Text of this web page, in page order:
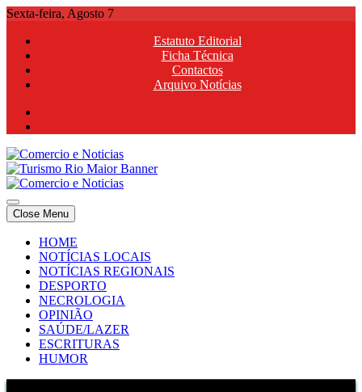
Skip
content
Sexta-feira, Agosto 7
Estatuto Editorial
Ficha Técnica
Contactos
Arquivo Notícias
Comercio e Noticias
Notícias e Publicidade Online
Comercio e Noticias
Notícias e Publicidade Online
Close Menu
HOME
NOTÍCIAS LOCAIS
NOTÍCIAS REGIONAIS
DESPORTO
NECROLOGIA
OPINIÃO
SAÚDE/LAZER
ESCRITURAS
HUMOR